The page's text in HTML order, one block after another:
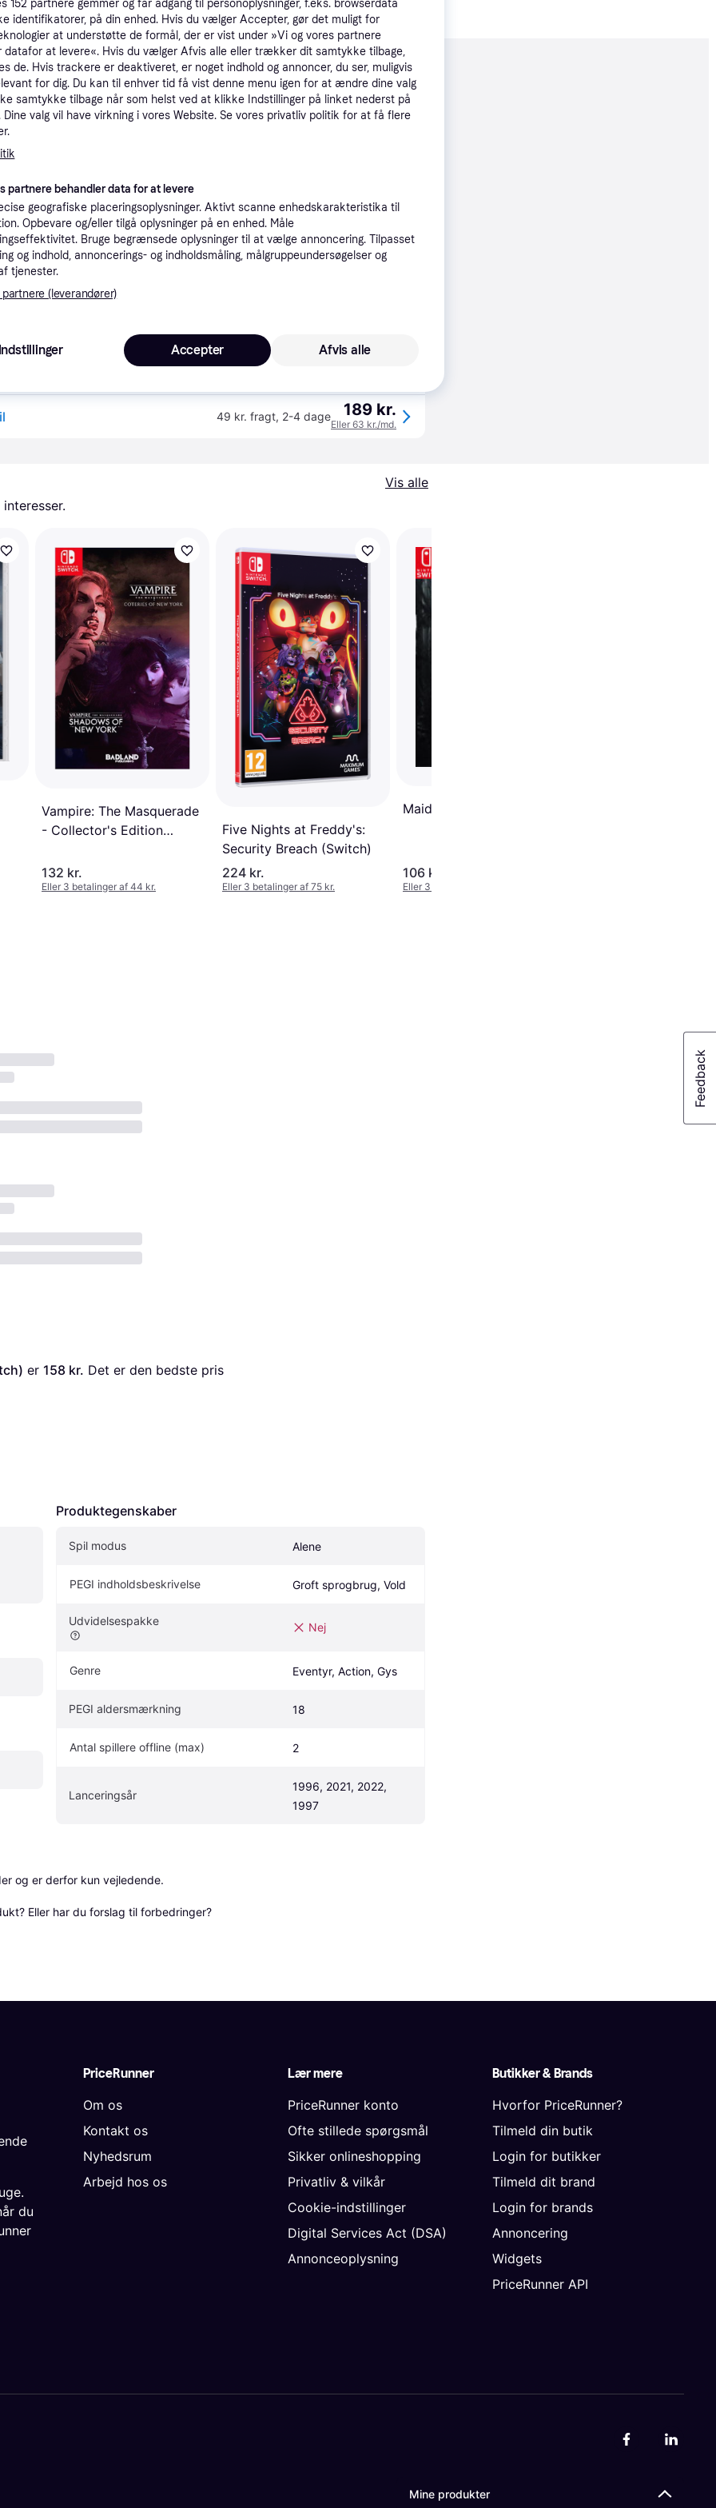
Specifikationer
Promoveret
- FPS
158 kr.
Laveste pris ·39 kr. fragt
Eller 53 kr./md.
49 kr. fragt, 2-4 dage 189 kr.
Eller 63 kr./md.
Vis alle
Vampire: The Masquerade
- Collector's Edition
132 kr.
Eller 3 betalinger af 44 kr.
Five Nights at Freddy's:
Security Breach (Switch)
224 kr.
Eller 3 betalinger af 75 kr.
Maid Of Sker (Switch)
106 kr.
Eller 3 betalinger af 35 kr.
er 158 kr. Det er den bedste pris
Produktegenskaber
Spil modus Alene
PEGI indholdsbeskrivelse Groft sprogbrug, Vold
Udvidelsespakke Nej
Genre Eventyr, Action, Gys
PEGI aldersmærkning 18
Antal spillere offline (max) 2
Lanceringsår
1996, 2021, 2022,
1997
og er derfor kun vejledende.
Eller har du forslag til forbedringer?
Mine produkter
PriceRunner
Om os
Kontakt os
Nyhedsrum
Arbejd hos os
Lær mere
PriceRunner konto
Ofte stillede spørgsmål
Sikker onlineshopping
Privatliv & vilkår
Cookie-indstillinger
Digital Services Act (DSA)
Annonceoplysning
Butikker & Brands
Hvorfor PriceRunner?
Tilmeld din butik
Login for butikker
Tilmeld dit brand
Login for brands
Annoncering
Widgets
PriceRunner API
du
152 partnere gemmer og får adgang til personoplysninger, f.eks. browserdata
identifikatorer, på din enhed. Hvis du vælger Accepter, gør det muligt for
at understøtte de formål, der er vist under »Vi og vores partnere
datafor at levere«. Hvis du vælger Afvis alle eller trækker dit samtykke tilbage,
de. Hvis trackere er deaktiveret, er noget indhold og annoncer, du ser, muligvis
for dig. Du kan til enhver tid få vist denne menu igen for at ændre dine valg
samtykke tilbage når som helst ved at klikke Indstillinger på linket nederst på
Dine valg vil have virkning i vores Website. Se vores privatliv politik for at få flere
partnere behandler data for at levere
geografiske placeringsoplysninger. Aktivt scanne enhedskarakteristika til
Opbevare og/eller tilgå oplysninger på en enhed. Måle
Bruge begrænsede oplysninger til at vælge annoncering. Tilpasset
og indhold, annoncerings- og indholdsmåling, målgruppeundersøgelser og
tjenester.
(leverandører)
Afvis alle
Accepter